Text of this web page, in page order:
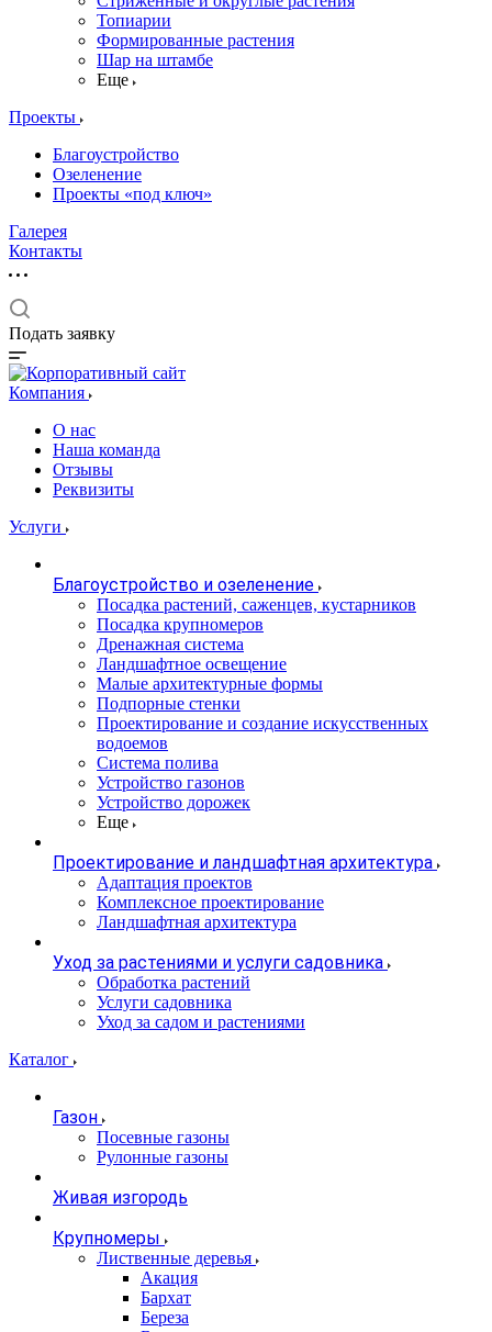
Топиарии
Формированные растения
Шар на штамбе
Еще
Проекты
Благоустройство
Озеленение
Проекты «под ключ»
Галерея
Контакты
Подать заявку
Компания
О нас
Наша команда
Отзывы
Реквизиты
Услуги
Благоустройство и озеленение
Посадка растений, саженцев, кустарников
Посадка крупномеров
Дренажная система
Ландшафтное освещение
Малые архитектурные формы
Подпорные стенки
Проектирование и создание искусственных
водоемов
Система полива
Устройство газонов
Устройство дорожек
Еще
Проектирование и ландшафтная архитектура
Адаптация проектов
Комплексное проектирование
Ландшафтная архитектура
Уход за растениями и услуги садовника
Обработка растений
Услуги садовника
Уход за садом и растениями
Каталог
Газон
Посевные газоны
Рулонные газоны
Живая изгородь
Крупномеры
Лиственные деревья
Акация
Бархат
Береза